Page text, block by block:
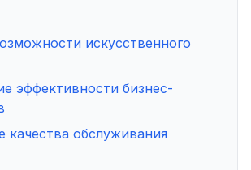
искусственного
эффективности бизнес-
качества обслуживания